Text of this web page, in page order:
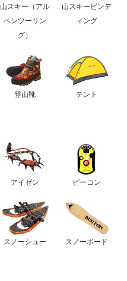
山スキー（アル
ペンツーリン
グ）
山スキービンデ
ィング
登山靴 テント
アイゼン ビーコン
スノーシュー スノーボード